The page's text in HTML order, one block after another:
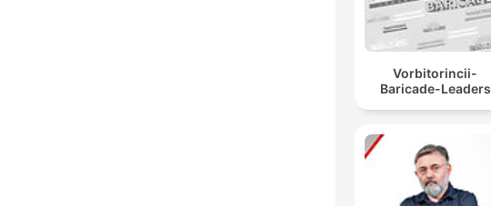
Vorbitorincii-
Baricade-Leaders